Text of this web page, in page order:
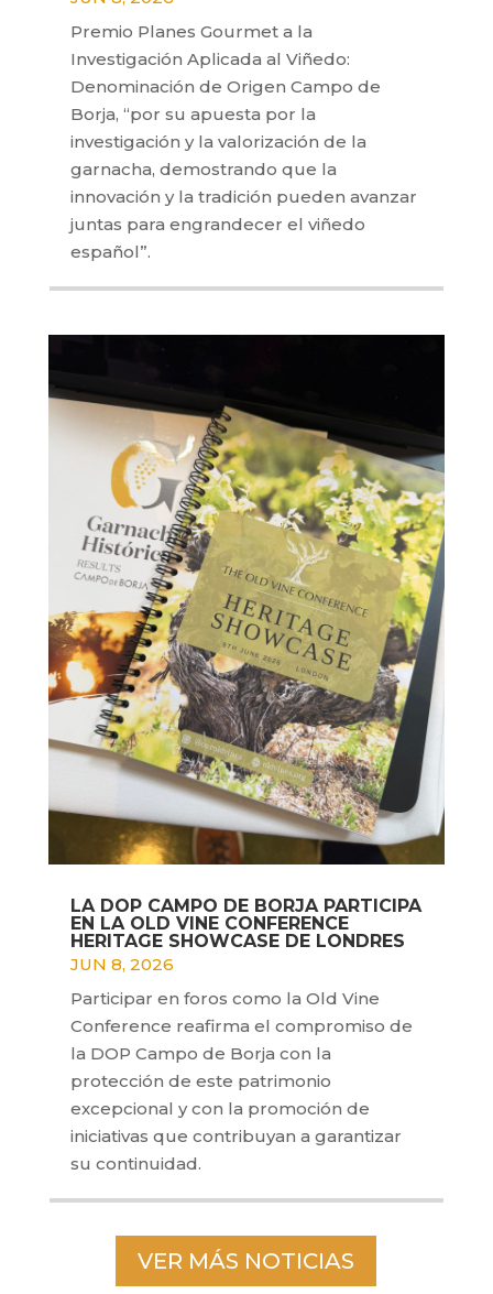
Premio Planes Gourmet a la
Investigación Aplicada al Viñedo:
Denominación de Origen Campo de
Borja, “por su apuesta por la
investigación y la valorización de la
garnacha, demostrando que la
innovación y la tradición pueden avanzar
juntas para engrandecer el viñedo
español”.
LA DOP CAMPO DE BORJA PARTICIPA
EN LA OLD VINE CONFERENCE
HERITAGE SHOWCASE DE LONDRES
JUN 8, 2026
Participar en foros como la Old Vine
Conference reafirma el compromiso de
la DOP Campo de Borja con la
protección de este patrimonio
excepcional y con la promoción de
iniciativas que contribuyan a garantizar
su continuidad.
VER MÁS NOTICIAS